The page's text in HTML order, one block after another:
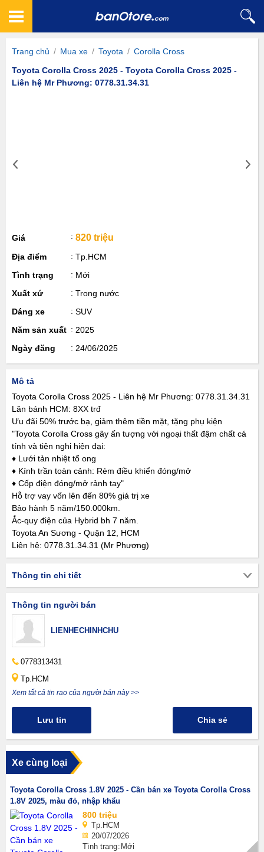
Trang chủ / Mua xe / Toyota / Corolla Cross
Toyota Corolla Cross 2025 - Toyota Corolla Cross 2025 -
Liên hệ Mr Phương: 0778.31.34.31
Giá 820 triệu
Địa điểm
Tp.HCM
Tình trạng
Mới
Xuất xứ
Trong nước
Dáng xe
SUV
Năm sản xuất
2025
Ngày đăng
24/06/2025
Mô tả
Toyota Corolla Cross 2025 - Liên hệ Mr Phương: 0778.31.34.31
Lăn bánh HCM: 8XX trđ
Ưu đãi 50% trước bạ, giảm thêm tiền mặt, tặng phụ kiện
"Toyota Corolla Cross gây ấn tượng với ngoại thất đậm chất cá
tính và tiện nghi hiện đại:
♦ Lưới tản nhiệt tổ ong
♦ Kính trần toàn cảnh: Rèm điều khiển đóng/mở
♦ Cốp điện đóng/mở rảnh tay"
Hỗ trợ vay vốn lên đến 80% giá trị xe
Bảo hành 5 năm/150.000km.
Ắc-quy điện của Hybrid bh 7 năm.
Toyota An Sương - Quận 12, HCM
Liên hệ: 0778.31.34.31 (Mr Phương)
Thông tin chi tiết
Thông tin người bán
LIENHECHINHCHU
0778313431
Tp.HCM
Xem tất cả tin rao của người bán này >>
Lưu tin Chia sẻ
Xe cùng loại
Toyota Corolla Cross 1.8V 2025 - Cần bán xe Toyota Corolla Cross
1.8V 2025, màu đỏ, nhập khẩu
800 triệu
Tp.HCM
20/07/2026
Tình trạng Mới